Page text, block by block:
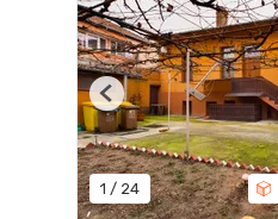
1 / 24
Previous